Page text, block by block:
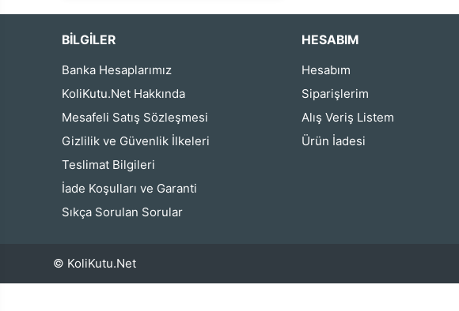
BİLGİLER
Banka Hesaplarımız
KoliKutu.Net Hakkında
Mesafeli Satış Sözleşmesi
Gizlilik ve Güvenlik İlkeleri
Teslimat Bilgileri
İade Koşulları ve Garanti
Sıkça Sorulan Sorular
HESABIM
Hesabım
Siparişlerim
Alış Veriş Listem
Ürün İadesi
© KoliKutu.Net